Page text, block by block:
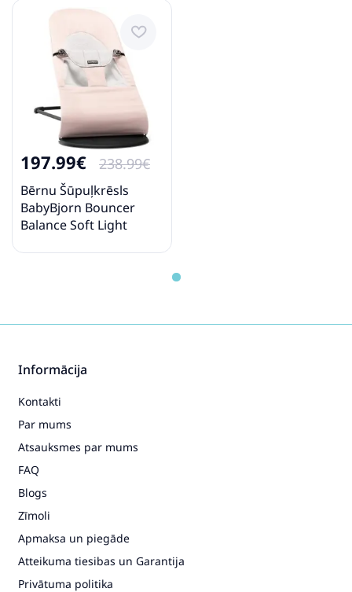
197.99€ 238.99€
Bērnu Šūpuļkrēsls
BabyBjorn Bouncer
Balance Soft Light
005189
Informācija
Kontakti
Par mums
Atsauksmes par mums
FAQ
Blogs
Zīmoli
Apmaksa un piegāde
Atteikuma tiesibas un Garantija
Privātuma politika